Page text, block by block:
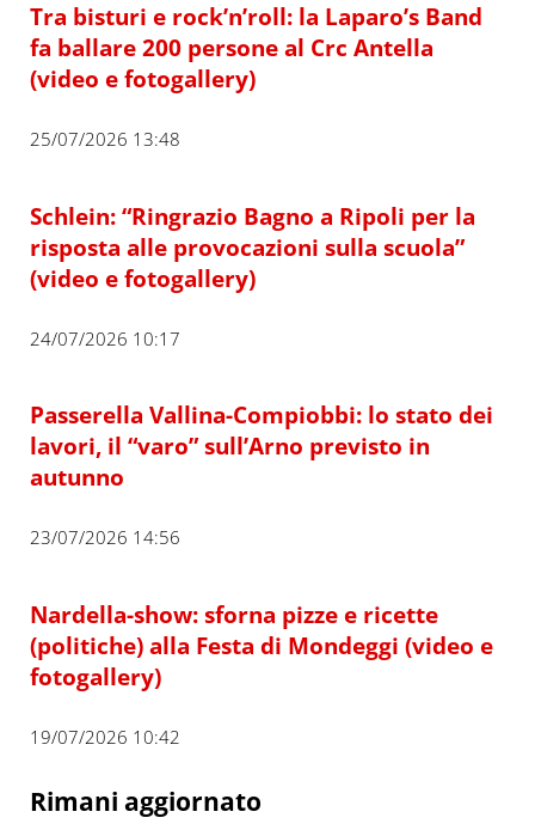
Tra bisturi e rock’n’roll: la Laparo’s Band
fa ballare 200 persone al Crc Antella
(video e fotogallery)
25/07/2026 13:48
Schlein: “Ringrazio Bagno a Ripoli per la
risposta alle provocazioni sulla scuola”
(video e fotogallery)
24/07/2026 10:17
Passerella Vallina-Compiobbi: lo stato dei
lavori, il “varo” sull’Arno previsto in
autunno
23/07/2026 14:56
Nardella-show: sforna pizze e ricette
(politiche) alla Festa di Mondeggi (video e
fotogallery)
19/07/2026 10:42
Rimani aggiornato